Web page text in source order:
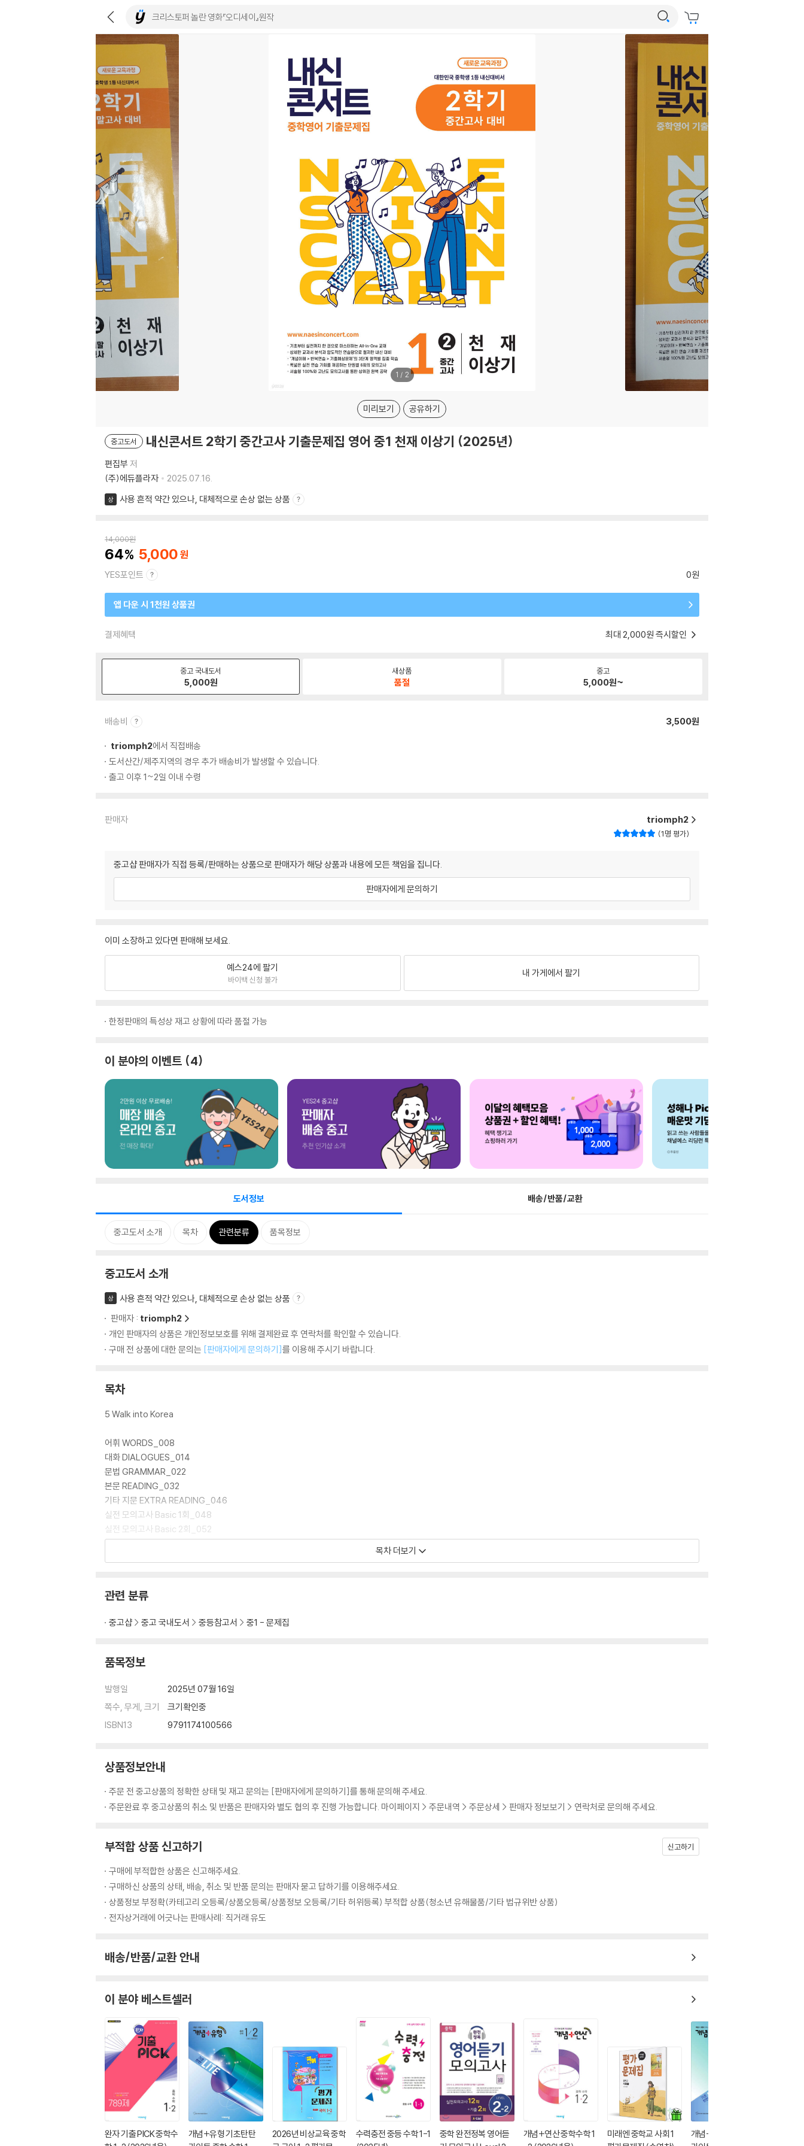
1 / 2
미리보기 공유하기
중고도서 내신콘서트 2학기 중간고사 기출문제집 영어 중1 천재 이상기 (2025년)
편집부 저
(주)에듀플라자
2025.07.16.
상 사용 흔적 약간 있으나, 대체적으로 손상 없는 상품
14,000원
64 5,000
YES포인트 0원
앱 다운 시 1천원 상품권
결제혜택 최대 2,000원 즉시할인
중고 국내도서
5,000원
새상품
품절
중고
5,000원~
배송비 3,500원
triomph2에서 직접배송
도서산간/제주지역의 경우 추가 배송비가 발생할 수 있습니다.
출고 이후 1~2일 이내 수령
판매자 triomph2
1명 평가
중고샵 판매자가 직접 등록/판매하는 상품으로 판매자가 해당 상품과 내용에 모든 책임을 집니다.
판매자에게 문의하기
이미 소장하고 있다면 판매해 보세요.
예스24에 팔기
바이백 신청 불가
내 가게에서 팔기
한정판매의 특성상 재고 상황에 따라 품절 가능
이 분야의 이벤트 4
도서정보 배송/반품/교환
중고도서 소개 목차 관련분류 품목정보
중고도서 소개
상
사용 흔적 약간 있으나, 대체적으로 손상 없는 상품
판매자 : triomph2
개인 판매자의 상품은 개인정보보호를 위해 결제완료 후 연락처를 확인할 수 있습니다.
구매 전 상품에 대한 문의는 [판매자에게 문의하기]를 이용해 주시기 바랍니다.
목차
5 Walk into Korea
어휘 WORDS_008
대화 DIALOGUES_014
문법 GRAMMAR_022
본문 READING_032
기타 지문 EXTRA READING_046
실전 모의고사 Basic 1회_048
실전 모의고사 Basic 2회_052
실전 모의고사 Intermediate 1회_056
대화 DIALOGUES_082
본문 READING_100
기타 지문 EXTRA READING_112
실전 모의고사 Basic 1회_114
실전 모의고사 Basic 2회_118
실전 모의고사 Intermediate 2회_126
실전 모의고사 서술형_130
실전 모의고사 Advanced_134
목차 더보기
관련 분류
중고샵 중고 국내도서 중등참고서 중1 - 문제집
품목정보
발행일
2025년 07월 16일
쪽수, 무게, 크기
크기확인중
ISBN13
9791174100566
상품정보안내
주문 전 중고상품의 정확한 상태 및 재고 문의는 [판매자에게 문의하기]를 통해 문의해 주세요.
주문완료 후 중고상품의 취소 및 반품은 판매자와 별도 협의 후 진행 가능합니다. 마이페이지 > 주문내역 > 주문상세 > 판매자 정보보기 > 연락처로 문의해 주세요.
부적합 상품 신고하기 신고하기
구매에 부적합한 상품은 신고해주세요.
구매하신 상품의 상태, 배송, 취소 및 반품 문의는 판매자 묻고 답하기를 이용해주세요.
상품정보 부정확(카테고리 오등록/상품오등록/상품정보 오등록/기타 허위등록) 부적합 상품(청소년 유해물품/기타 법규위반 상품)
전자상거래에 어긋나는 판매사례: 직거래 유도
배송/반품/교환 안내
이 분야 베스트셀러
완자 기출 PICK 중학수
개념+유형 기초탄탄
2026년 비상교육 중학
수력충전 중등 수학 1-1
중학 완전정복 영어듣
개념+연산 중학수학 1
미래엔 중학교 사회 1
개념+유형 기초탄탄